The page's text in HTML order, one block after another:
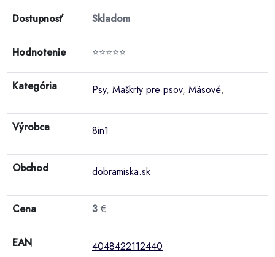
Dostupnosť Skladom
Hodnotenie ⭐⭐⭐⭐⭐
Kategória Psy, Maškrty pre psov, Mäsové,
Výrobca 8in1
Obchod dobramiska.sk
Cena 3 €
EAN 4048422112440